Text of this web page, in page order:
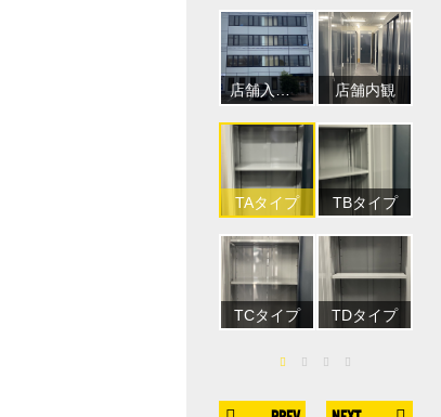
店舗入口※段差あり 店舗内観
TAタイプ TBタイプ
TCタイプ TDタイプ